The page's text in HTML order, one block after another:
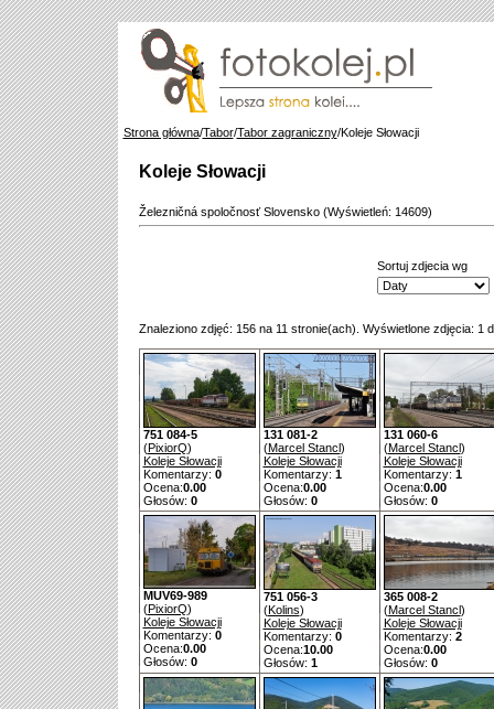
Strona główna/Tabor/Tabor zagraniczny/Koleje Słowacji
Koleje Słowacji
Železničná spoločnosť Slovensko (Wyświetleń: 14609)
Sortuj zdjecia wg
Znaleziono zdjęć: 156 na 11 stronie(ach). Wyświetlone zdjęcia: 1
751 084-5
(PixiorQ)
Koleje Słowacji
Komentarzy: 0
Ocena:0.00
Głosów: 0
131 081-2
(Marcel Stancl)
Koleje Słowacji
Komentarzy: 1
Ocena:0.00
Głosów: 0
131 060-6
(Marcel Stancl)
Koleje Słowacji
Komentarzy: 1
Ocena:0.00
Głosów: 0
MUV69-989
(PixiorQ)
Koleje Słowacji
Komentarzy: 0
Ocena:0.00
Głosów: 0
751 056-3
(Kolins)
Koleje Słowacji
Komentarzy: 0
Ocena:10.00
Głosów: 1
365 008-2
(Marcel Stancl)
Koleje Słowacji
Komentarzy: 2
Ocena:0.00
Głosów: 0